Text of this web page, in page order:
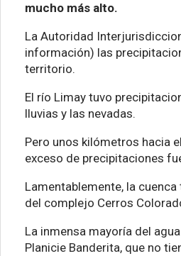
mucho más alto.
La Autoridad
información) las
territorio.
El río Limay tuvo
lluvias y las nevadas.
Pero unos kilómetros hacia
exceso de precipitaciones
Lamentablemente, la
del complejo Cerros
La inmensa mayoría del
Planicie Banderita, que no